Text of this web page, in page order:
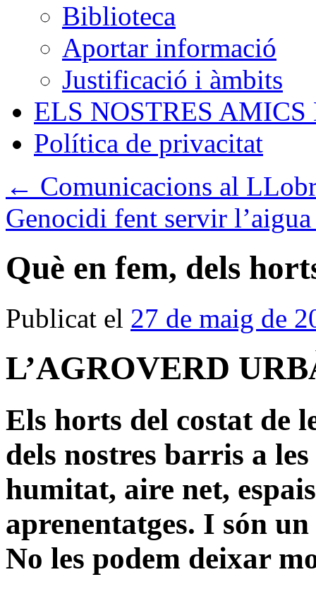
Biblioteca
Aportar informació
Justificació i àmbits
ELS NOSTRES
Política de privacitat
← Comunicacions al
Genocidi fent servir
Què en fem, dels
Publicat el 27 de maig de
L’AGROVERD
Els horts del costat de
dels nostres barris a
humitat, aire net,
aprenentatges. I són
No les podem deixar